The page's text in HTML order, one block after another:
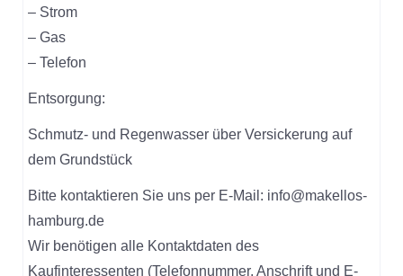
– Strom
– Gas
– Telefon
Entsorgung:
Schmutz- und Regenwasser über Versickerung auf
dem Grundstück
Bitte kontaktieren Sie uns per E-Mail: info@makellos-
hamburg.de
Wir benötigen alle Kontaktdaten des
Kaufinteressenten (Telefonnummer, Anschrift und E-